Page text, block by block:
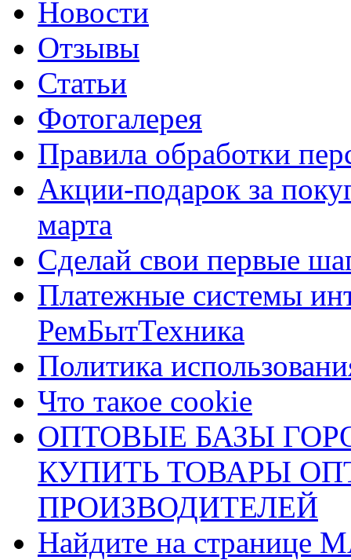
Новости
Отзывы
Статьи
Фотогалерея
Правила обработки
Акции-подарок за
марта
Сделай свои первые
Платежные системы
РемБытТехника
Политика
Что такое cookie
ОПТОВЫЕ БАЗЫ
КУПИТЬ ТОВАРЫ
ПРОИЗВОДИТЕЛЕЙ
Найдите на